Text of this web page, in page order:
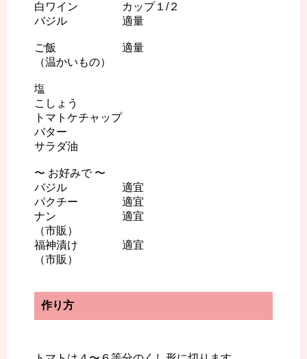
白ワイン カップ１/２
バジル 適量
ご飯 適量
（温かいもの）
塩
こしょう
トマトケチャップ
バター
サラダ油
〜 お好みで 〜
バジル 適宜
パクチー 適宜
ナン 適宜
（市販）
福神漬け 適宜
（市販）
作り方